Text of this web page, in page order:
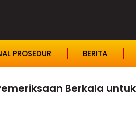
PROSEDUR BERITA
Berkala untuk